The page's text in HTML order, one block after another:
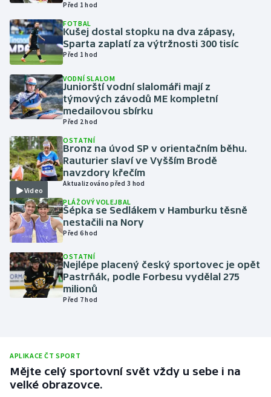
Jezdectví
Judo
Krasobruslení
Lyže a snowboard
Moderní pětiboj
Motorsport
Olympijské hry
Parasport
Rychlobruslení
Před 1 hod
FOTBAL
Kušej dostal stopku na dva zápasy,
Sparta zaplatí za výtržnosti 300 tisíc
Před 1 hod
VODNÍ SLALOM
Juniorští vodní slalomáři mají z
týmových závodů ME kompletní
medailovou sbírku
Před 2 hod
Video
OSTATNÍ
Bronz na úvod SP v orientačním běhu.
Rauturier slaví ve Vyšším Brodě
navzdory křečím
Aktualizováno před 3 hod
PLÁŽOVÝ VOLEJBAL
Šépka se Sedlákem v Hamburku těsně
nestačili na Nory
Před 6 hod
OSTATNÍ
Nejlépe placený český sportovec je opět
Pastrňák, podle Forbesu vydělal 275
milionů
Před 7 hod
APLIKACE ČT SPORT
Mějte celý sportovní svět vždy u sebe i na
velké obrazovce.